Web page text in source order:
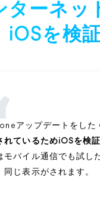
ターネッ
iOSを検
アップデートをした
れているためiOSを検
モバイル通信でも試
同じ表示がされます。